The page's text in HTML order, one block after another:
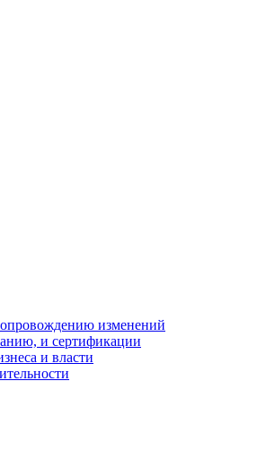
изменений
и сертификации
и власти